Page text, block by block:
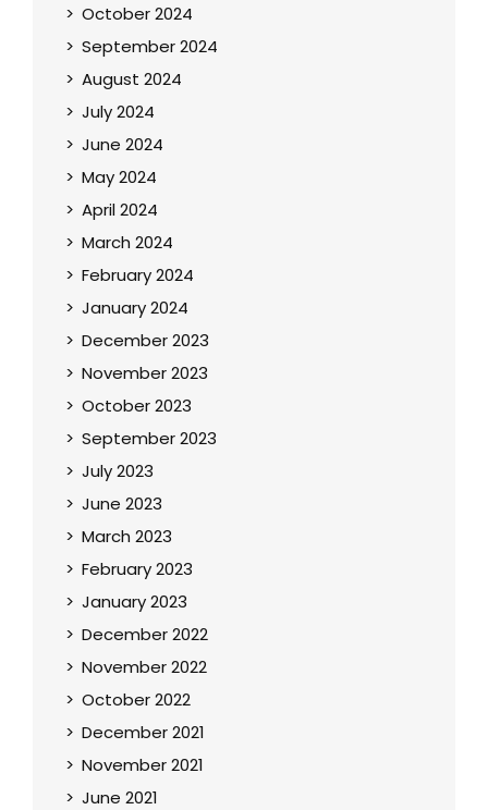
October 2024
September 2024
August 2024
July 2024
June 2024
May 2024
April 2024
March 2024
February 2024
January 2024
December 2023
November 2023
October 2023
September 2023
July 2023
June 2023
March 2023
February 2023
January 2023
December 2022
November 2022
October 2022
December 2021
November 2021
June 2021